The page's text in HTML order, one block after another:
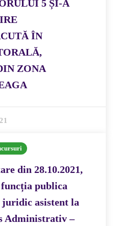
5 ȘI-A
ÎN
ZONA
din 28.10.2021,
publica
juridic asistent la
Administrativ –